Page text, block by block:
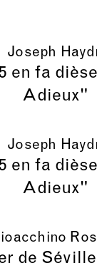
Joseph
en fa
Adieux"
Joseph
en fa
Adieux"
de